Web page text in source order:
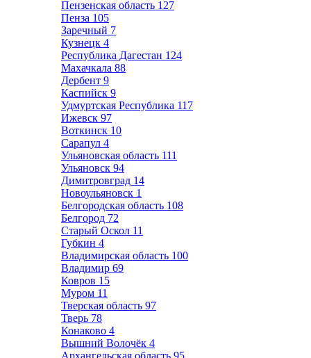
Пензенская область 127
Пенза 105
Заречный 7
Кузнецк 4
Республика Дагестан 124
Махачкала 88
Дербент 9
Каспийск 9
Удмуртская Республика 117
Ижевск 97
Воткинск 10
Сарапул 4
Ульяновская область 111
Ульяновск 94
Димитровград 14
Новоульяновск 1
Белгородская область 108
Белгород 72
Старый Оскол 11
Губкин 4
Владимирская область 100
Владимир 69
Ковров 15
Муром 11
Тверская область 97
Тверь 78
Конаково 4
Вышний Волочёк 4
Архангельская область 95